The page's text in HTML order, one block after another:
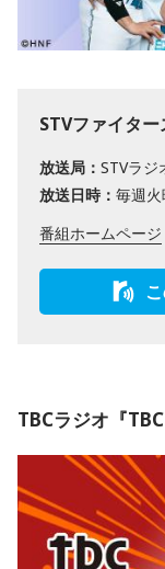
STVファイター
放送局： STVラジ
放送日時： 毎週
番組ホームページ
TBCラジオ『